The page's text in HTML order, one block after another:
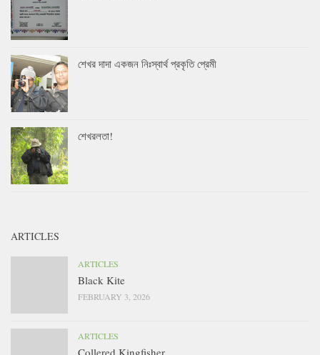
শেখর দাদা একজন নিঃস্বার্থ প্রকৃতি প্রেমী
শেখরলতা!
ARTICLES
ARTICLES
Black Kite
FEBRUARY 3, 2026
ARTICLES
Collered Kingfisher